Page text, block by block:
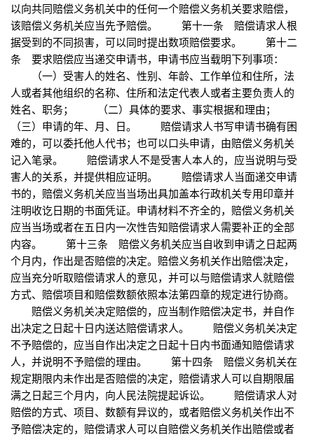
以向共同赔偿义务机关中的任何一个赔偿义务机关要求赔偿，
该赔偿义务机关应当先予赔偿。 第十一条 赔偿请求人根
据受到的不同损害，可以同时提出数项赔偿要求。 第十二
条 要求赔偿应当递交申请书，申请书应当载明下列事项：
（一）受害人的姓名、性别、年龄、工作单位和住所，法
人或者其他组织的名称、住所和法定代表人或者主要负责人的
姓名、职务； （二）具体的要求、事实根据和理由；
（三）申请的年、月、日。 赔偿请求人书写申请书确有困
难的，可以委托他人代书；也可以口头申请，由赔偿义务机关
记入笔录。 赔偿请求人不是受害人本人的，应当说明与受
害人的关系，并提供相应证明。 赔偿请求人当面递交申请
书的，赔偿义务机关应当当场出具加盖本行政机关专用印章并
注明收讫日期的书面凭证。申请材料不齐全的，赔偿义务机关
应当当场或者在五日内一次性告知赔偿请求人需要补正的全部
内容。 第十三条 赔偿义务机关应当自收到申请之日起两
个月内，作出是否赔偿的决定。赔偿义务机关作出赔偿决定，
应当充分听取赔偿请求人的意见，并可以与赔偿请求人就赔偿
方式、赔偿项目和赔偿数额依照本法第四章的规定进行协商。
赔偿义务机关决定赔偿的，应当制作赔偿决定书，并自作
出决定之日起十日内送达赔偿请求人。 赔偿义务机关决定
不予赔偿的，应当自作出决定之日起十日内书面通知赔偿请求
人，并说明不予赔偿的理由。 第十四条 赔偿义务机关在
规定期限内未作出是否赔偿的决定，赔偿请求人可以自期限届
满之日起三个月内，向人民法院提起诉讼。 赔偿请求人对
赔偿的方式、项目、数额有异议的，或者赔偿义务机关作出不
予赔偿决定的，赔偿请求人可以自赔偿义务机关作出赔偿或者